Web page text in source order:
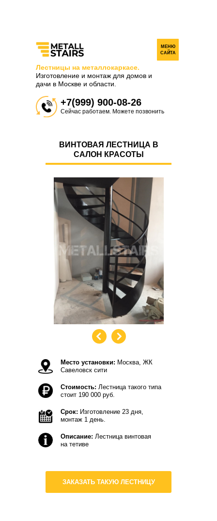
+7(999) 900-08-26
Сейчас работаем. Можете позвонить
Лестницы на металлокаркасе.
Изготовление и монтаж для домов и
дачи в Москве и области.
МЕНЮ
САЙТА
ВИНТОВАЯ ЛЕСТНИЦА В
САЛОН КРАСОТЫ
Место установки: Москва, ЖК
Савеловск сити
Описание: Лестница винтовая
на тетиве
Срок: Изготовление 23 дня,
монтаж 1 день.
Стоимость: Лестница такого типа
стоит 190 000 руб.
ЗАКАЗАТЬ ТАКУЮ ЛЕСТНИЦУ